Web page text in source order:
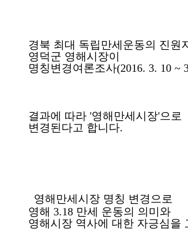
경북 최대 독립만세운동의 진원
영덕군 영해시장이
명칭변경여론조사(2016. 3. 10 ~
결과에 따라 '영해만세시장'으로
변경된다고 합니다.
영해만세시장 명칭 변경으로
영해 3.18 만세 운동의 의미와
영해시장 역사에 대한 자긍심을